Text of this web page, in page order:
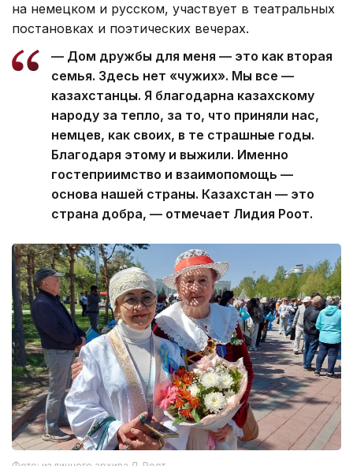
на немецком и русском, участвует в театральных
постановках и поэтических вечерах.
— Дом дружбы для меня — это как вторая
семья. Здесь нет «чужих». Мы все —
казахстанцы. Я благодарна казахскому
народу за тепло, за то, что приняли нас,
немцев, как своих, в те страшные годы.
Благодаря этому и выжили. Именно
гостеприимство и взаимопомощь —
основа нашей страны. Казахстан — это
страна добра, — отмечает Лидия Роот.